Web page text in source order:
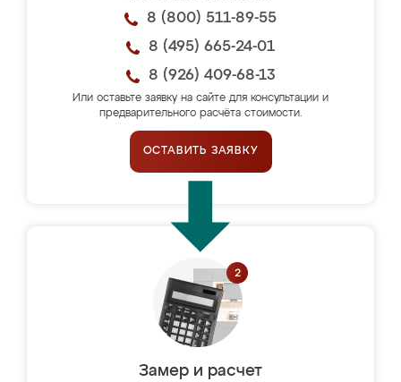
8 (800) 511-89-55
8 (495) 665-24-01
8 (926) 409-68-13
Или оставьте заявку на сайте для консультации и
предварительного расчёта стоимости.
ОСТАВИТЬ ЗАЯВКУ
Замер и расчет